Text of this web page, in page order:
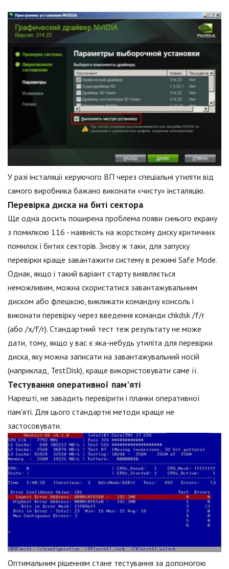
У разі інсталяції керуючого ВП через спеціальні утиліти від
самого виробника бажано виконати «чисту» інсталяцію.
Перевірка диска на биті сектора
Ще одна досить поширена проблема появи синього екрану
з помилкою 116 - наявність на жорсткому диску критичних
помилок і битих секторів. Знову ж таки, для запуску
перевірки краще завантажити систему в режимі Safe Mode.
Однак, якщо і такий варіант старту виявляється
неможливим, можна скористатися завантажувальним
диском або флешкою, викликати командну консоль і
виконати перевірку через введення команди chkdsk /f/r
(або /x/f/r). Стандартний тест теж результату не може
дати, тому, якщо у вас є яка-небудь утиліта для перевірки
диска, яку можна записати на завантажувальний носій
(наприклад, TestDisk), краще використовувати саме її.
Тестування оперативної пам'яті
Нарешті, не завадить перевірити і планки оперативної
пам'яті. Для цього стандартні методи краще не
застосовувати.
Оптимальним рішенням стане тестування за допомогою